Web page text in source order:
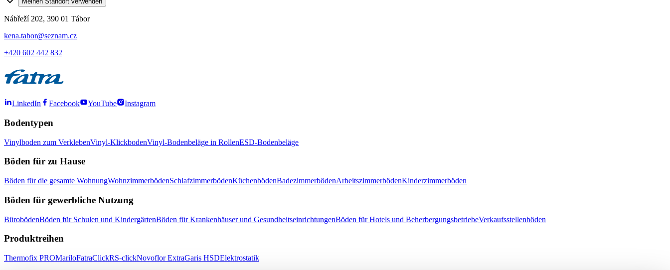
Nábřeží 202, 390 01 Tábor
kena.tabor@seznam.cz
+420 602 442 832
LinkedIn Facebook YouTube Instagram
Bodentypen
Vinylboden zum VerklebenVinyl-KlickbodenVinyl-Bodenbeläge in RollenESD-Bodenbeläge
Böden für zu Hause
Böden für die gesamte WohnungWohnzimmerbödenSchlafzimmerbödenKüchenbödenBadezimmerbödenArbeitszimmerbödenKinderzimmerböden
Böden für gewerbliche Nutzung
BürobödenBöden für Schulen und KindergärtenBöden für Krankenhäuser und GesundheitseinrichtungenBöden für Hotels und BeherbergungsbetriebeVerkaufsstellenböden
Produktreihen
Thermofix PROMariloFatraClickRS-clickNovoflor ExtraGaris HSDElektrostatik